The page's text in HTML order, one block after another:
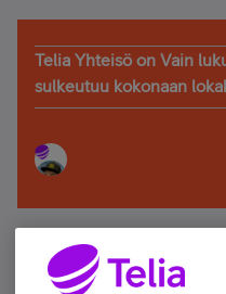
Telia Yhteisö on Vain
sulkeutuu kokonaan
Älä jää paitsi –